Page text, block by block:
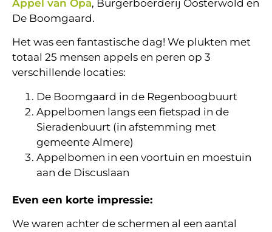
Appel van Opa, Burgerboerderij Oosterwold en
De Boomgaard.
Het was een fantastische dag! We plukten met
totaal 25 mensen appels en peren op 3
verschillende locaties:
De Boomgaard in de Regenboogbuurt
Appelbomen langs een fietspad in de
Sieradenbuurt (in afstemming met
gemeente Almere)
Appelbomen in een voortuin en moestuin
aan de Discuslaan
Even een korte impressie:
We waren achter de schermen al een aantal